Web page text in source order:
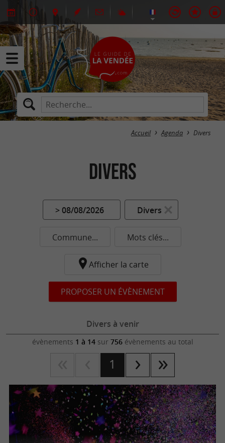
Accueil Agenda Divers
Divers
> 08/08/2026 Divers
Commune... Mots clés...
Afficher la carte
PROPOSER UN ÉVÈNEMENT
Divers à venir
évènements 1 à 14sur 756évènements au total
1